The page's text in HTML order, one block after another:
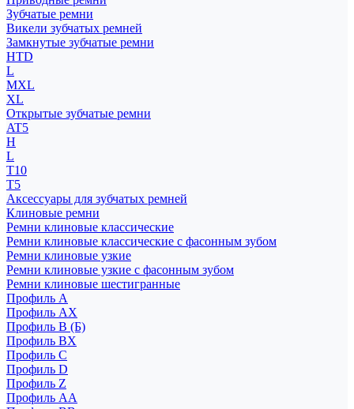
Зубчатые ремни
Викели зубчатых ремней
Замкнутые зубчатые ремни
HTD
L
MXL
XL
Открытые зубчатые ремни
AT5
H
L
T10
T5
Аксессуары для зубчатых ремней
Клиновые ремни
Ремни клиновые классические
Ремни клиновые классические с фасонным зубом
Ремни клиновые узкие
Ремни клиновые узкие с фасонным зубом
Ремни клиновые шестигранные
Профиль A
Профиль AX
Профиль B (Б)
Профиль BX
Профиль C
Профиль D
Профиль Z
Профиль АА